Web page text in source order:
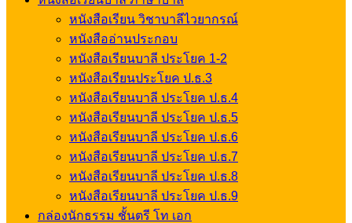
หนังสือเรียน วิชาบาลีไวยากรณ์
หนังสืออ่านประกอบ
หนังสือเรียนบาลี ประโยค 1-2
หนังสือเรียนประโยค ป.ธ.3
หนังสือเรียนบาลี ประโยค ป.ธ.4
หนังสือเรียนบาลี ประโยค ป.ธ.5
หนังสือเรียนบาลี ประโยค ป.ธ.6
หนังสือเรียนบาลี ประโยค ป.ธ.7
หนังสือเรียนบาลี ประโยค ป.ธ.8
หนังสือเรียนบาลี ประโยค ป.ธ.9
กล่องนักธรรม ชั้นตรี โท เอก